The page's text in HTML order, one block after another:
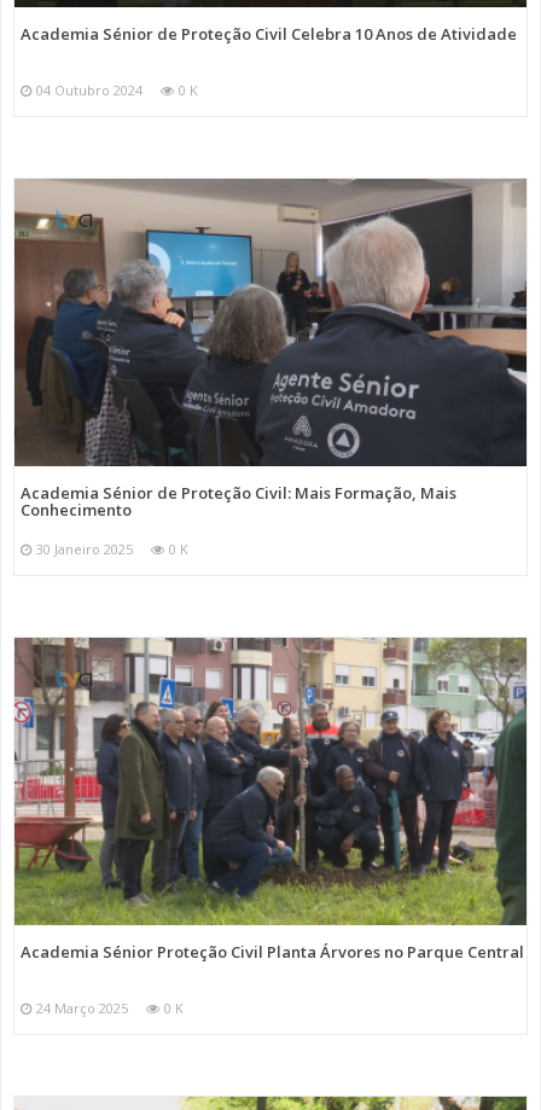
Academia Sénior de Proteção Civil Celebra 10 Anos de Atividade
04 Outubro 2024 0 K
Academia Sénior de Proteção Civil: Mais Formação, Mais
Conhecimento
30 Janeiro 2025 0 K
Academia Sénior Proteção Civil Planta Árvores no Parque Central
24 Março 2025 0 K